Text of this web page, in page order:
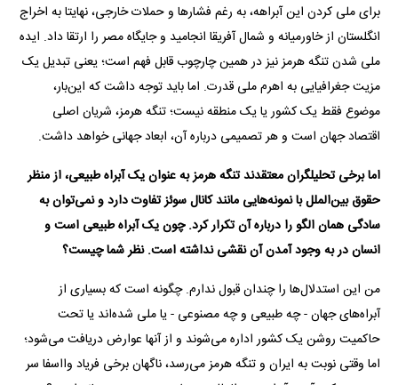
برای ملی کردن این آبراهه، به‌ رغم فشارها و حملات خارجی، نهایتا به اخراج
انگلستان از خاورمیانه و شمال آفریقا انجامید و جایگاه مصر را ارتقا داد. ایده
ملی شدن تنگه هرمز نیز در همین چارچوب قابل فهم است؛ یعنی تبدیل یک
مزیت جغرافیایی به اهرم ملی قدرت. اما باید توجه داشت که این‌بار،
موضوع فقط یک کشور یا یک منطقه نیست؛ تنگه هرمز، شریان اصلی
اقتصاد جهان است و هر تصمیمی درباره آن، ابعاد جهانی خواهد داشت.
اما برخی تحلیلگران معتقدند تنگه هرمز به عنوان یک آبراه طبیعی، از منظر
حقوق بین‌الملل با نمونه‌هایی مانند کانال سوئز تفاوت دارد و نمی‌توان به
سادگی همان الگو را درباره آن تکرار کرد. چون یک آبراه طبیعی است و
انسان در به وجود آمدن آن نقشی نداشته است. نظر شما چیست؟
من این استدلال‌ها را چندان قبول ندارم. چگونه است که بسیاری از
آبراه‌های جهان - چه طبیعی و چه مصنوعی - یا ملی شده‌اند یا تحت
حاکمیت روشن یک کشور اداره می‌شوند و از آنها عوارض دریافت می‌شود؛
اما وقتی نوبت به ایران و تنگه هرمز می‌رسد، ناگهان برخی فریاد وااسفا سر